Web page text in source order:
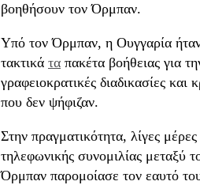
βοηθήσουν τον Όρμπαν.
Υπό τον Όρμπαν, η Ουγγαρία
τακτικά τα πακέτα βοήθειας για
γραφειοκρατικές διαδικασίες και
που δεν ψήφιζαν.
Στην πραγματικότητα, λίγες
τηλεφωνικής συνομιλίας μεταξύ
Όρμπαν παρομοίασε τον εαυτό